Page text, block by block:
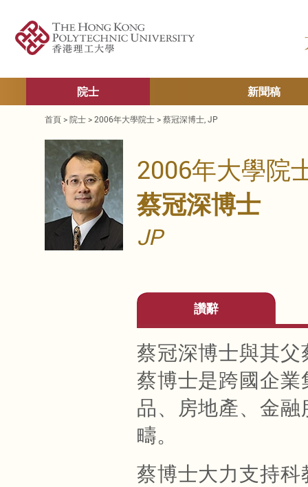
院士 新聞稿
首頁>院士>2006年大學院士>蔡冠深博士, JP
2006年大學院
蔡冠深博士
JP
讚辭
蔡冠深博士與其
蔡博士是跨國企
品、房地產、金
疇。
蔡博士大力支持